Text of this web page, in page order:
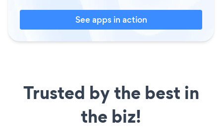
See apps in action
Trusted by the best in
the biz!